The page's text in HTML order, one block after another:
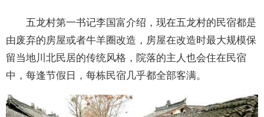
五龙村第一书记李国富介绍，现在五龙村的民宿都是
由废弃的房屋或者牛羊圈改造，房屋在改造时最大规模保
留当地川北民居的传统风格，院落的主人也会住在民宿
中，每逢节假日，每栋民宿几乎都全部客满。